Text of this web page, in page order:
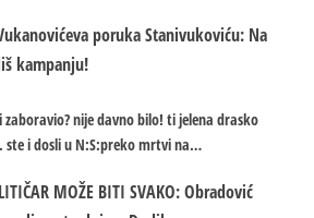
poruka Stanivukoviću: Na
kampanju!
zaboravio? nije davno bilo! ti jelena drasko
ste i dosli u N:S:preko mrtvi na…
MOŽE BITI SVAKO: Obradović